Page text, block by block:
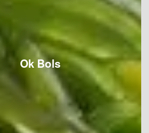
Ok Bols